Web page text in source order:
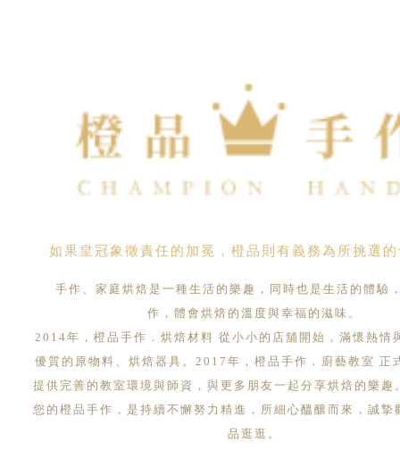
如果皇冠象徵責任的加冕，橙品則有義務為所挑選
手作、家庭烘焙是一種生活的樂趣，同時也是生活的體驗
作，體會烘焙的溫度與幸福的滋味。
2014年，橙品手作．烘焙材料 從小小的店舖開始，滿懷熱情
優質的原物料、烘焙器具。2017年，橙品手作．廚藝教室 正
提供完善的教室環境與師資，與更多朋友一起分享烘焙的樂趣
您的橙品手作，是持續不懈努力精進，所細心醞釀而來，誠摯
品逛逛。